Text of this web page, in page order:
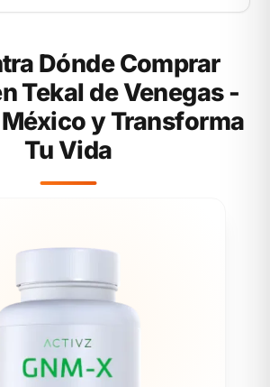
Dónde Comprar
Tekal de Venegas -
y Transforma
Tu Vida